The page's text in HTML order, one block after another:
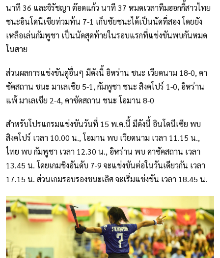
นาที 36 และจิรัชญา ต๊อดแก้ว นาที 37 หมดเวลาทีมฮอกกี้สาวไทย
ชนะอินโดนีเซียท่วมท้น 7-1 เก็บชัยชนะได้เป็นนัดที่สอง โดยยัง
เหลือเล่นกัมพูชา เป็นนัดสุดท้ายในรอบแรกที่แข่งขันพบกันหมด
ในสาย
ส่วนผลการแข่งขันคู่อื่นๆ มีดังนี้ อิหร่าน ชนะ เวียดนาม 18-0, คา
ซัคสถาน ชนะ มาเลเซีย 5-1, กัมพูชา ชนะ สิงคโปร์ 1-0, อิหร่าน
แพ้ มาเลเซีย 2-4, คาซัคสถาน ชนะ โอมาน 8-0
สำหรับโปรแกรมแข่งขันวันที่ 15 พ.ค.นี้ มีดังนี้ อินโดนีเซีย พบ
สิงคโปร์ เวลา 10.00 น., โอมาน พบ เวียดนาม เวลา 11.15 น.,
ไทย พบ กัมพูชา เวลา 12.30 น., อิหร่าน พบ คาซัคสถาน เวลา
13.45 น. โดยเกมชิงอันดับ 7-9 จะแข่งขันต่อในวันเดียวกัน เวลา
17.15 น. ส่วนเกมรอบรองชนะเลิศ จะเริ่มแข่งขัน เวลา 18.45 น.